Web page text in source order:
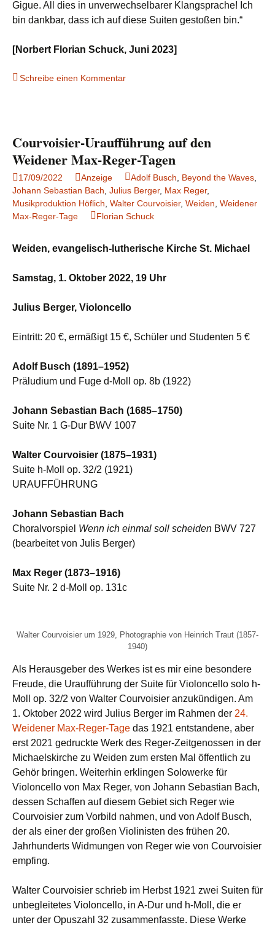
Gigue. All dies in unverwechselbarer Klangsprache! Ich
bin dankbar, dass ich auf diese Suiten gestoßen bin.“
[Norbert Florian Schuck, Juni 2023]
Schreibe einen Kommentar
Courvoisier-Uraufführung auf den
Weidener Max-Reger-Tagen
17/09/2022 Anzeige Adolf Busch Beyond the Waves
Johann Sebastian Bach Julius Berger, Max Reger,
Musikproduktion Höflich Walter Courvoisier, Weiden Weidener
Max-Reger-Tage
Florian Schuck
Weiden, evangelisch-lutherische Kirche St. Michael
Samstag, 1. Oktober 2022, 19 Uhr
Julius Berger, Violoncello
Eintritt: 20 €, ermäßigt 15 €, Schüler und Studenten 5 €
Adolf Busch (1891–1952)
Präludium und Fuge d-Moll op. 8b (1922)
Johann Sebastian Bach (1685–1750)
Suite Nr. 1 G-Dur BWV 1007
Walter Courvoisier (1875–1931)
Suite h-Moll op. 32/2 (1921)
URAUFFÜHRUNG
Johann Sebastian Bach
Choralvorspiel Wenn ich einmal soll scheiden BWV 727
(bearbeitet von Julis Berger)
Max Reger (1873–1916)
Suite Nr. 2 d-Moll op. 131c
Walter Courvoisier um 1929, Photographie von Heinrich Traut (1857-
1940)
Als Herausgeber des Werkes ist es mir eine besondere
Freude, die Uraufführung der Suite für Violoncello solo h-
Moll op. 32/2 von Walter Courvoisier anzukündigen. Am
1. Oktober 2022 wird Julius Berger im Rahmen der 24.
Weidener Max-Reger-Tage das 1921 entstandene, aber
erst 2021 gedruckte Werk des Reger-Zeitgenossen in der
Michaelskirche zu Weiden zum ersten Mal öffentlich zu
Gehör bringen. Weiterhin erklingen Solowerke für
Violoncello von Max Reger, von Johann Sebastian Bach,
dessen Schaffen auf diesem Gebiet sich Reger wie
Courvoisier zum Vorbild nahmen, und von Adolf Busch,
der als einer der großen Violinisten des frühen 20.
Jahrhunderts Widmungen von Reger wie von Courvoisier
empfing.
Walter Courvoisier schrieb im Herbst 1921 zwei Suiten für
unbegleitetes Violoncello, in A-Dur und h-Moll, die er
unter der Opuszahl 32 zusammenfasste. Diese Werke